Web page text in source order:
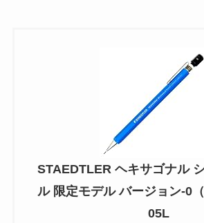
STAEDTLER ヘキサゴナル
ル 限定モデル バージョン-0
05L